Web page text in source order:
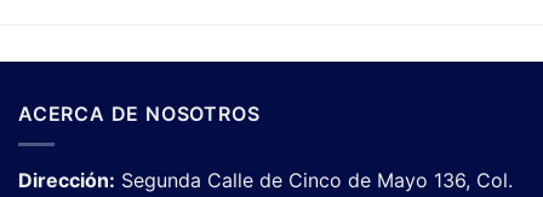
ACERCA DE NOSOTROS
Dirección: Segunda Calle de Cinco de Mayo 136, Col.